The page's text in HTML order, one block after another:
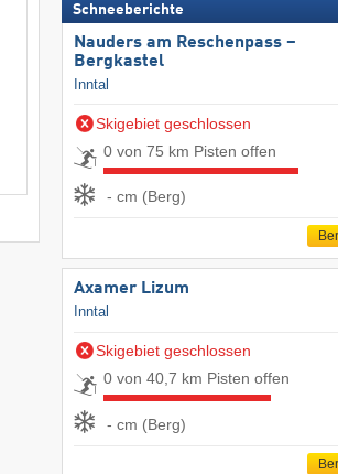
Schneeberichte
Nauders am Reschenpass –
Bergkastel
Inntal
Skigebiet geschlossen
0 von 75 km Pisten offen
- cm (Berg)
Axamer Lizum
Inntal
Skigebiet geschlossen
0 von 40,7 km Pisten offen
- cm (Berg)